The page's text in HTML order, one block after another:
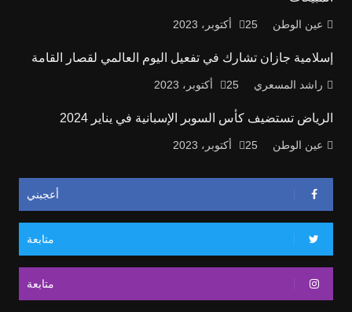
عين الوطن 25 أكتوبر، 2023
إسلامية جازان تشارك في تفعيل اليوم العالمي لقصار القامة
راشد المسعري 25 أكتوبر، 2023
الرياض تستضيف كأس السوبر الإسبانية في يناير 2024
عين الوطن 25 أكتوبر، 2023
أعجبني
متابعة
متابعة